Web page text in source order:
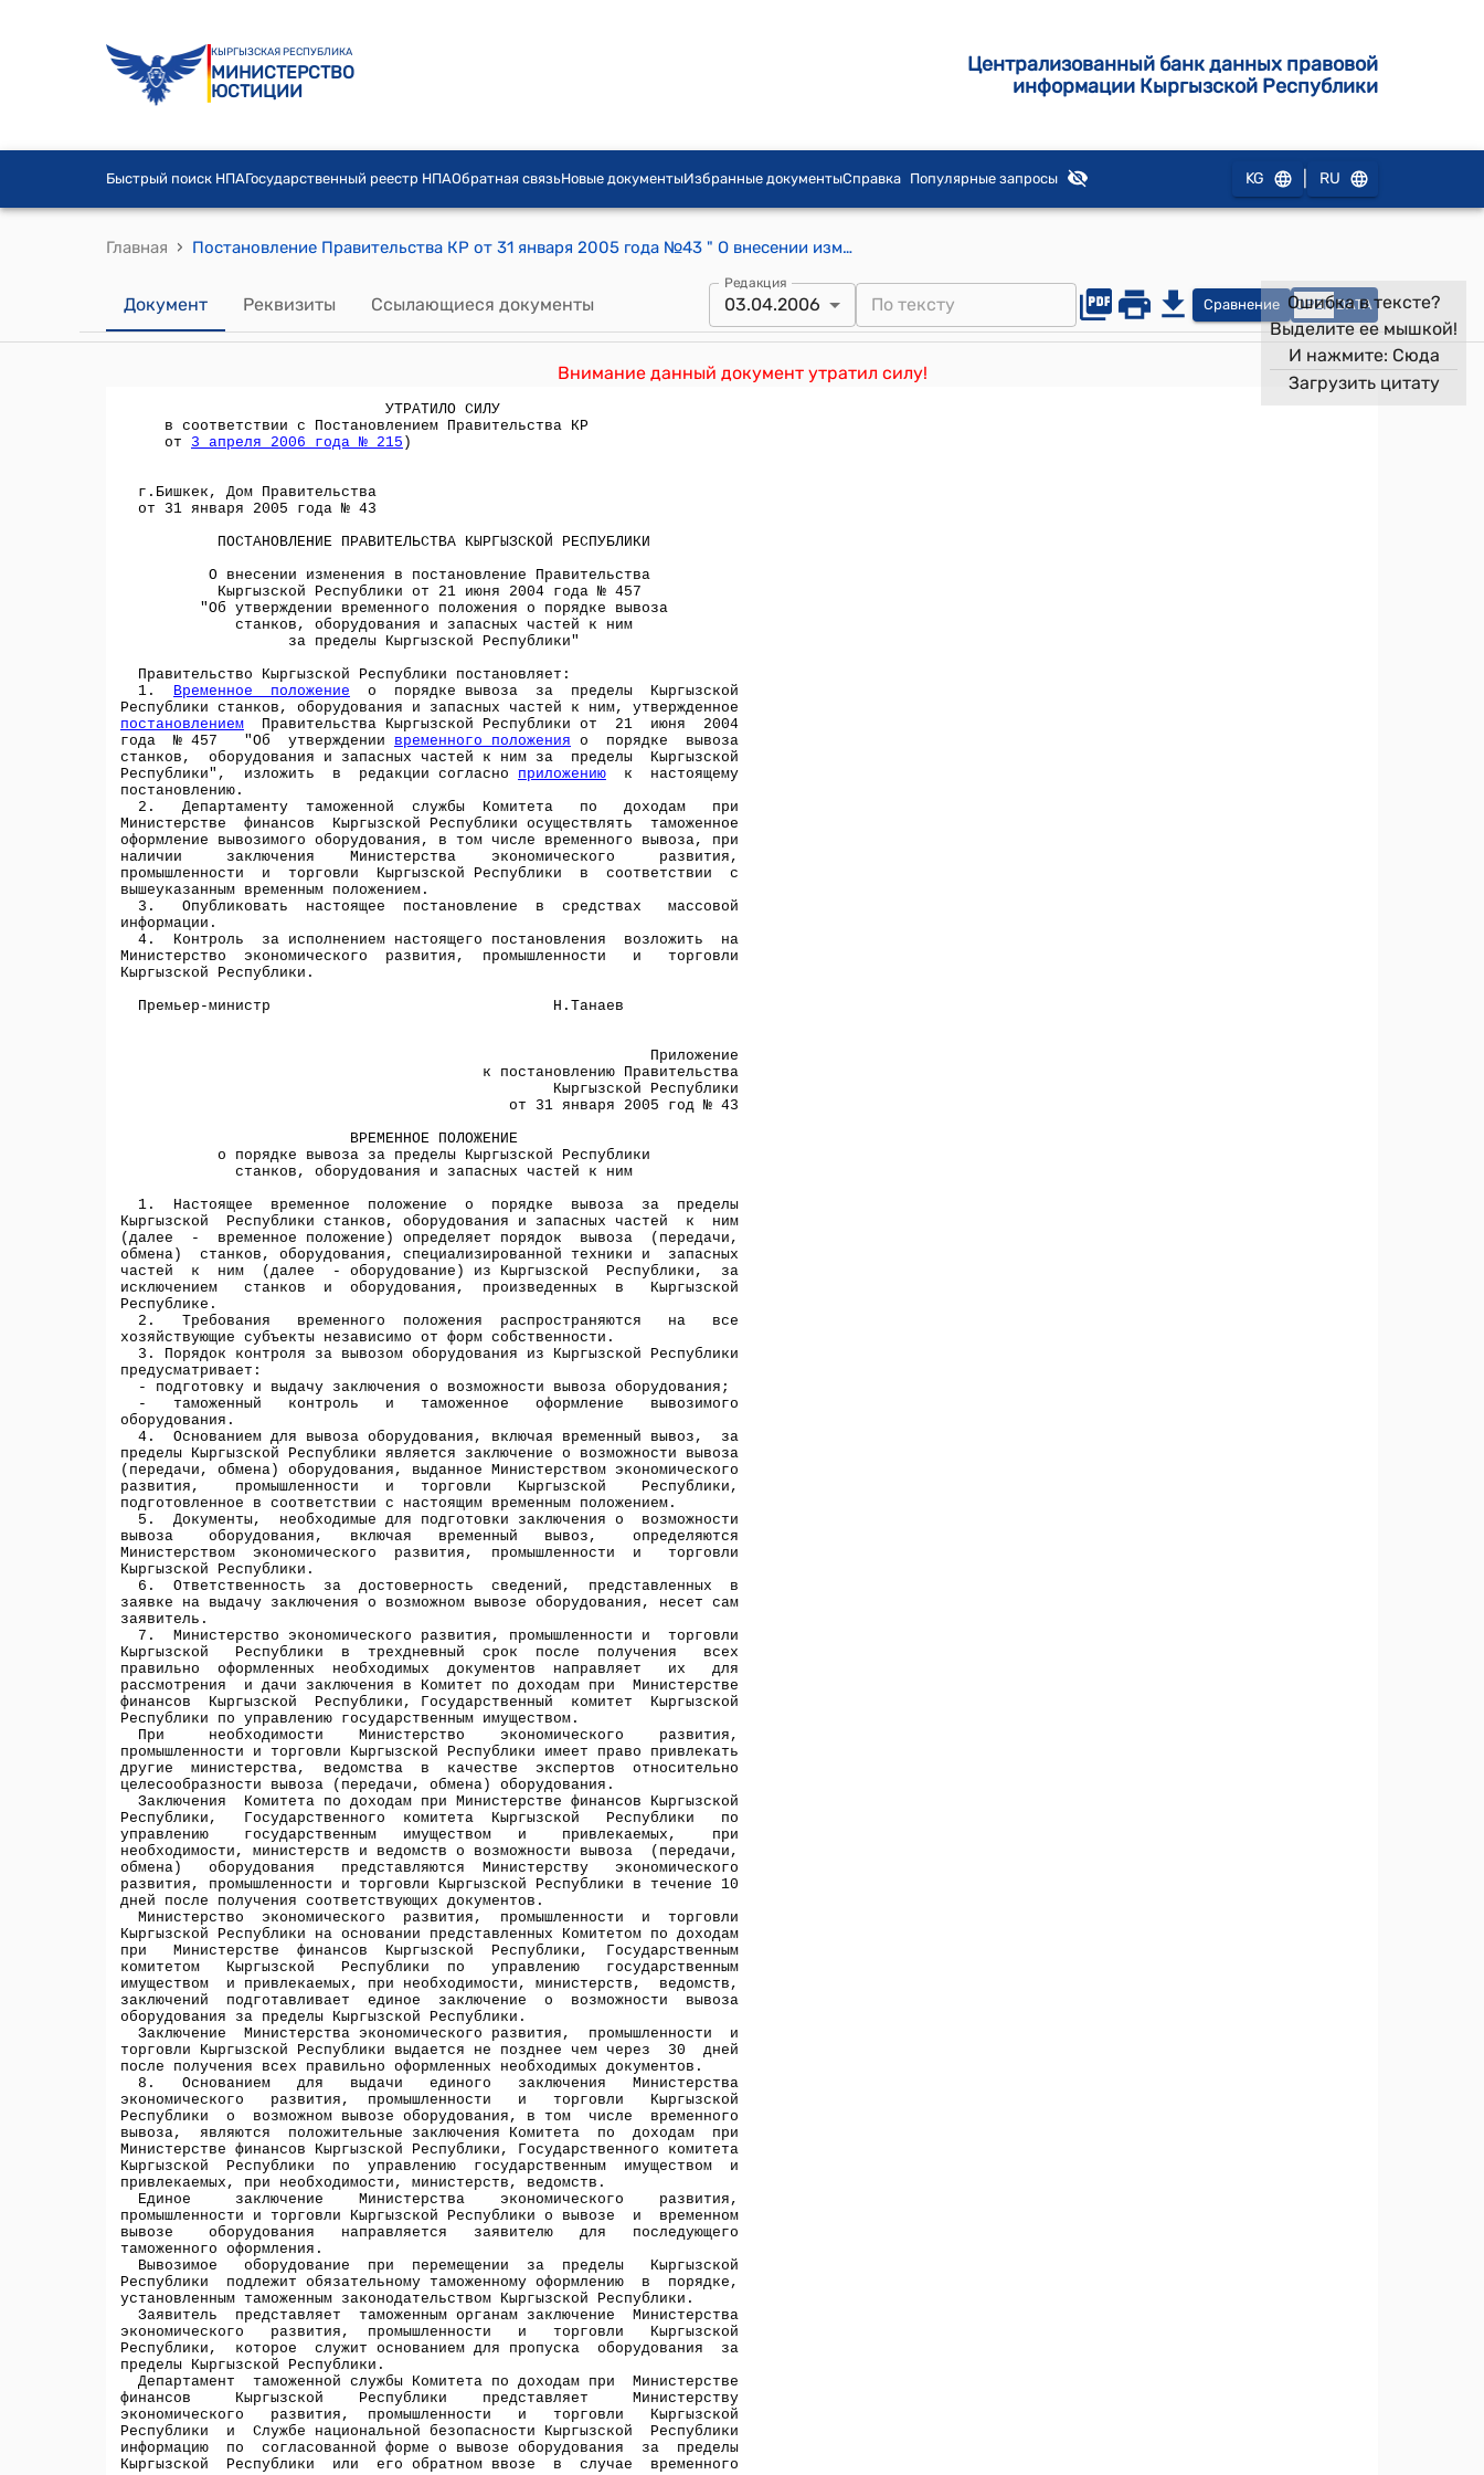
КЫРГЫЗСКАЯ РЕСПУБЛИКА
МИНИСТЕРСТВО
ЮСТИЦИИ
Централизованный банк данных правовой
информации Кыргызской Республики
Быстрый поиск НПАГосударственный реестр НПАОбратная связьНовые документыИзбранные документыСправка Популярные запросы KG RU
Главная › Постановление Правительства КР от 31 января 2005 года №43 " О внесении изменения в постановление Правительства Кыргызской Республики от 21 июня 2004 года № 457 "Об утверждении временного положения о порядке вывоза станков, оборудования и запасных частей к ним за пределы Кыргызской Республики"
Документ Реквизиты Ссылающиеся документы
Редакция
03.04.2006 Сравнение OPEN DATA
Внимание данный документ утратил силу!
Ошибка в тексте?
Выделите ее мышкой!
И нажмите: Сюда
Загрузить цитату